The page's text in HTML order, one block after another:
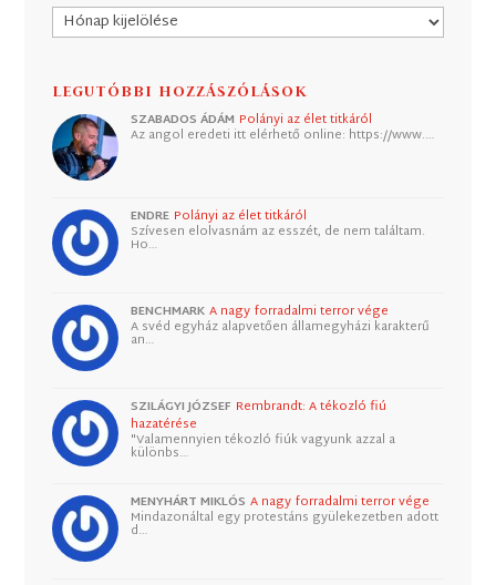
Archívum
LEGUTÓBBI HOZZÁSZÓLÁSOK
SZABADOS ÁDÁM Polányi az élet titkáról
Az angol eredeti itt elérhető online: https://www.…
ENDRE Polányi az élet titkáról
Szívesen elolvasnám az esszét, de nem találtam.
Ho…
BENCHMARK A nagy forradalmi terror vége
A svéd egyház alapvetően államegyházi karakterű
an…
SZILÁGYI JÓZSEF Rembrandt: A tékozló fiú
hazatérése
"Valamennyien tékozló fiúk vagyunk azzal a
különbs…
MENYHÁRT MIKLÓS A nagy forradalmi terror vége
Mindazonáltal egy protestáns gyülekezetben adott
d…